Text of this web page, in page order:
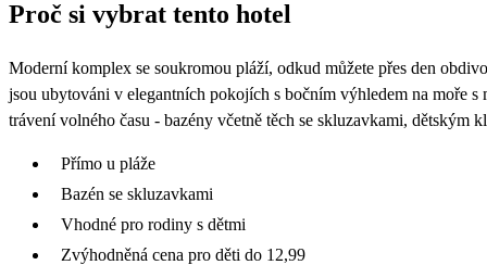
Proč si vybrat tento hotel
Moderní komplex se soukromou pláží, odkud můžete přes den
jsou ubytováni v elegantních pokojích s bočním výhledem na moře
trávení volného času - bazény včetně těch se skluzavkami, dětským
Přímo u pláže
Bazén se skluzavkami
Vhodné pro rodiny s dětmi
Zvýhodněná cena pro děti do 12,99